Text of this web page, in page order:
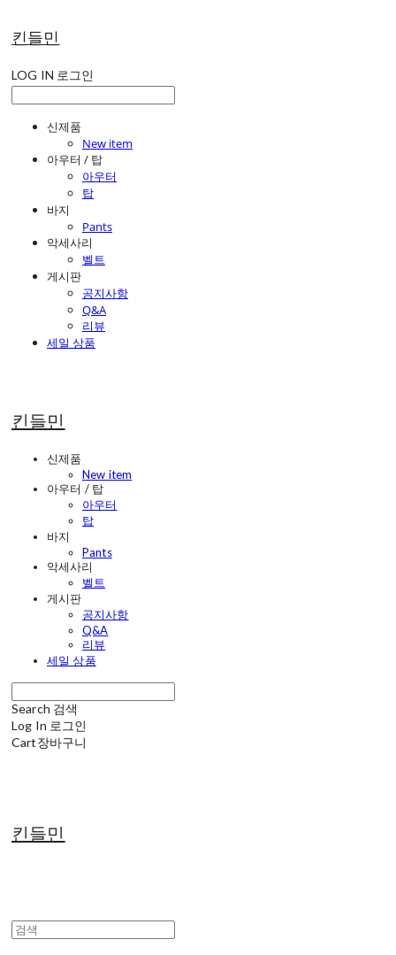
킨들민
LOG IN 로그인
신제품
New item
아우터 / 탑
아우터
탑
바지
Pants
악세사리
벨트
게시판
공지사항
Q&A
리뷰
세일 상품
킨들민
신제품
New item
아우터 / 탑
아우터
탑
바지
Pants
악세사리
벨트
게시판
공지사항
Q&A
리뷰
세일 상품
Search 검색
Log In 로그인
Cart장바구니
킨들민